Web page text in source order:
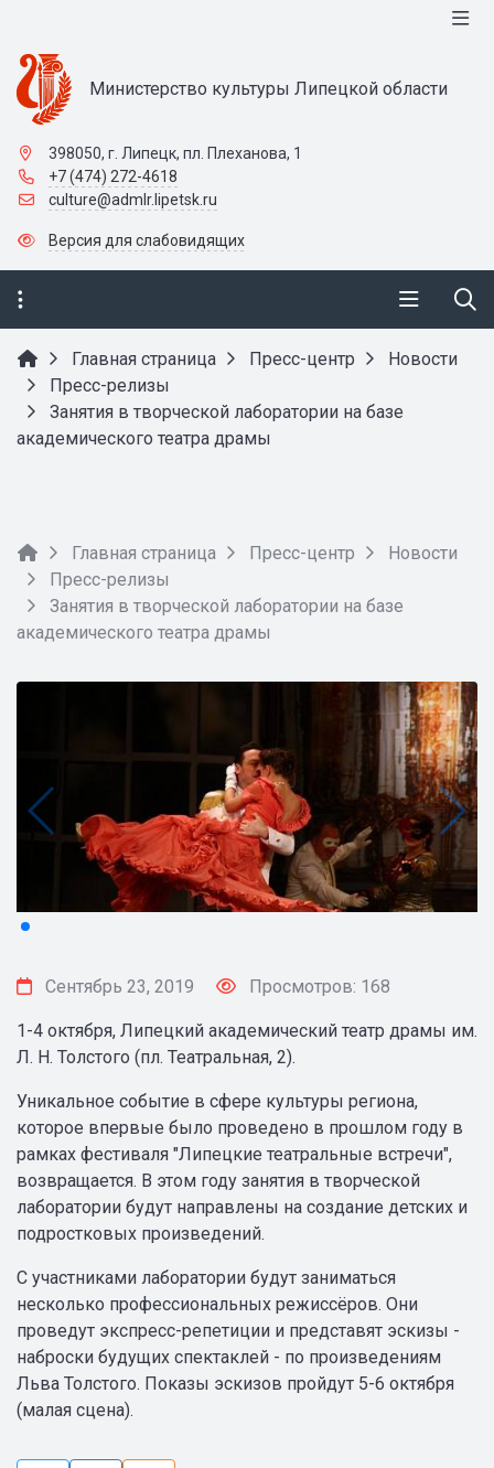
Министерство культуры Липецкой области
398050, г. Липецк, пл. Плеханова, 1
+7 (474) 272-4618
culture@admlr.lipetsk.ru
Версия для слабовидящих
Главная страница Пресс-центр
Новости
Пресс-релизы
Занятия в творческой лаборатории на базе
академического театра драмы
Главная страница Пресс-центр
Новости
Пресс-релизы
Занятия в творческой лаборатории на базе
академического театра драмы
Сентябрь 23, 2019 Просмотров: 168
1-4 октября, Липецкий академический театр драмы им.
Л. Н. Толстого (пл. Театральная, 2).
Уникальное событие в сфере культуры региона,
которое впервые было проведено в прошлом году в
рамках фестиваля "Липецкие театральные встречи",
возвращается. В этом году занятия в творческой
лаборатории будут направлены на создание детских и
подростковых произведений.
С участниками лаборатории будут заниматься
несколько профессиональных режиссёров. Они
проведут экспресс-репетиции и представят эскизы -
наброски будущих спектаклей - по произведениям
Льва Толстого. Показы эскизов пройдут 5-6 октября
(малая сцена).